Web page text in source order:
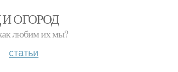
ОГОРОД
любим их мы?
статьи